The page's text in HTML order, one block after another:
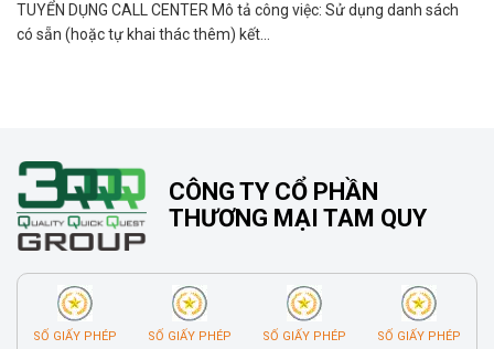
TUYỂN DỤNG CALL CENTER Mô tả công việc: Sử dụng danh sách
có sẵn (hoặc tự khai thác thêm) kết...
CÔNG TY CỔ PHẦN
THƯƠNG MẠI TAM QUY
SỐ GIẤY PHÉP SỐ GIẤY PHÉP SỐ GIẤY PHÉP SỐ GIẤY PHÉP